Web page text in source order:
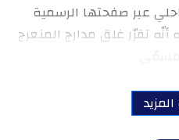
عبر صفحتها الرسمية
تقرّر غلق مدارج المنعرج